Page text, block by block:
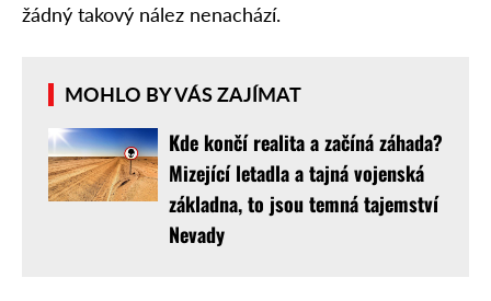
žádný takový nález nenachází.
MOHLO BY VÁS ZAJÍMAT
Kde končí realita a začíná záhada?
Mizející letadla a tajná vojenská
základna, to jsou temná tajemství
Nevady